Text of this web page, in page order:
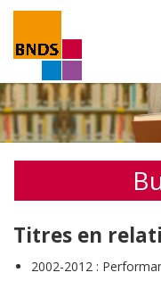
Titres en
2002-2012 :